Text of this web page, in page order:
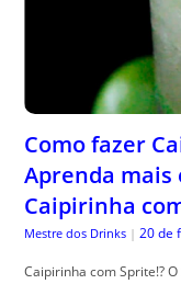
Como fazer
Aprenda mais
Caipirinha
Mestre dos Drinks | 20 de
Caipirinha com Sprite!?